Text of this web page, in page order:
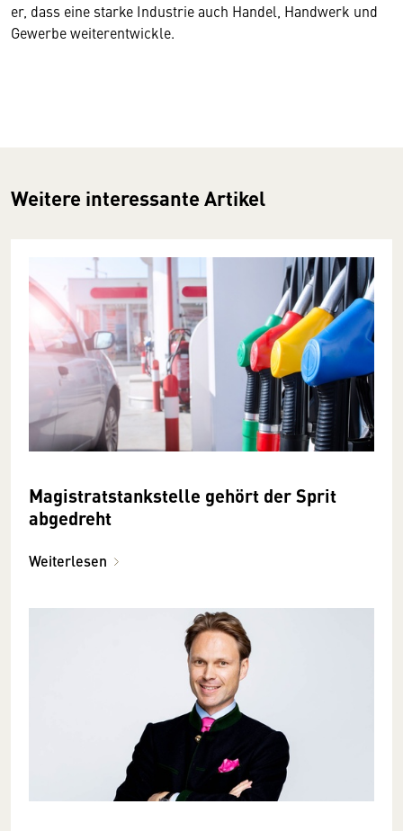
er, dass eine starke Industrie auch Handel, Handwerk und
Gewerbe weiterentwickle.
Weitere interessante Artikel
Magistratstankstelle gehört der Sprit
abgedreht
Weiterlesen